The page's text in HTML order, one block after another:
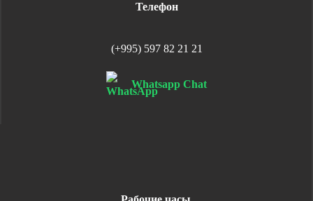
Телефон
(+995) 597 82 21 21
Whatsapp Chat